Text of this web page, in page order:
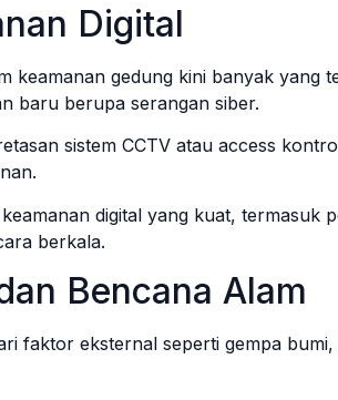
Digital
keamanan gedung kini banyak yang
baru berupa serangan siber.
sistem CCTV atau access
digital yang kuat, termasuk
berkala.
Bencana Alam
faktor eksternal seperti gempa